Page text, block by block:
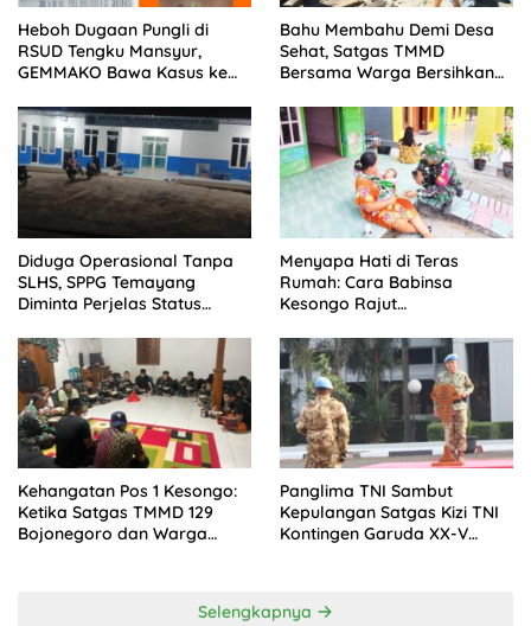
Heboh Dugaan Pungli di
RSUD Tengku Mansyur,
GEMMAKO Bawa Kasus ke
Bahu Membahu Demi Desa
Sehat, Satgas TMMD
Bersama Warga Bersihkan
Diduga Operasional Tanpa
SLHS, SPPG Temayang
Diminta Perjelas Status
Menyapa Hati di Teras
Rumah: Cara Babinsa
Kesongo Rajut
Bojonegoro
Kehangatan Pos 1 Kesongo:
Ketika Satgas TMMD 129
Bojonegoro dan Warga
Panglima TNI Sambut
Kepulangan Satgas Kizi TNI
Kontingen Garuda XX-V
Selengkapnya